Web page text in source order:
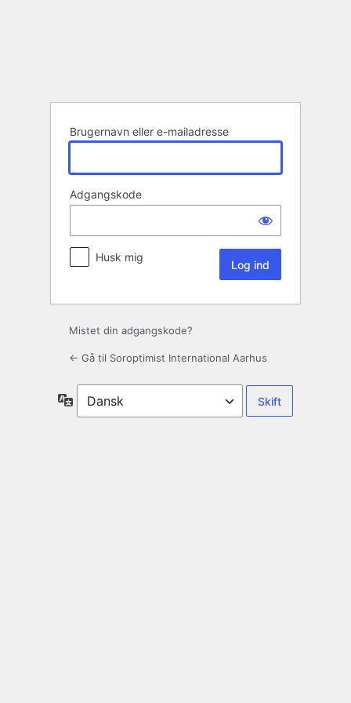
Brugernavn eller e-mailadresse
Adgangskode
Husk mig
Mistet din adgangskode?
← Gå til Soroptimist International Aarhus
Sprog